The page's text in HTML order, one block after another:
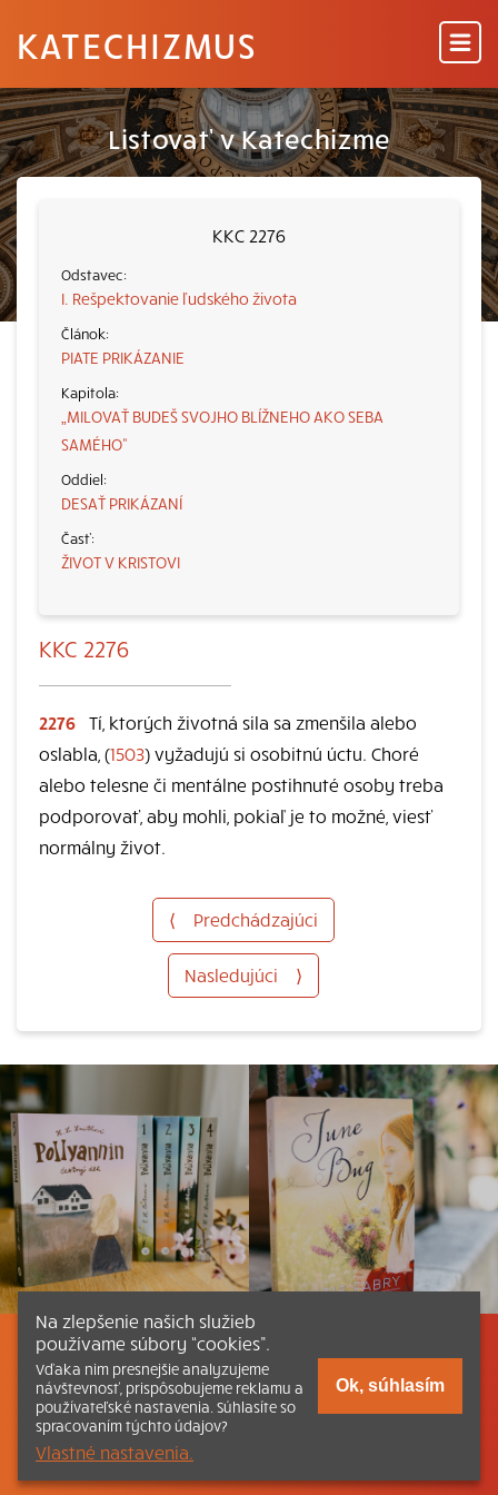
KATECHIZMUS
Listovať v Katechizme
KKC 2276
I. Rešpektovanie ľudského života
PIATE PRIKÁZANIE
„MILOVAŤ BUDEŠ SVOJHO BLÍŽNEHO AKO SEBA
SAMÉHO“
DESAŤ PRIKÁZANÍ
ŽIVOT V KRISTOVI
KKC 2276
2276 Tí, ktorých životná sila sa zmenšila alebo
oslabla, (1503) vyžadujú si osobitnú úctu. Choré
alebo telesne či mentálne postihnuté osoby treba
podporovať, aby mohli, pokiaľ je to možné, viesť
normálny život.
⟨ Predchádzajúci
Nasledujúci ⟩
Listovať Obsah Dokumenty a články
Kontakt Tlačená verzia Katechizmu
© 2026 katechizmus.sk |
funguje aj vďaka kresťanskému kníhkupectvu
Na zlepšenie našich služieb
používame súbory “cookies”.
Vďaka nim presnejšie analyzujeme
návštevnosť, prispôsobujeme reklamu a
používateľské nastavenia. Súhlasíte so
spracovaním týchto údajov?
Vlastné nastavenia.
Ok, súhlasím